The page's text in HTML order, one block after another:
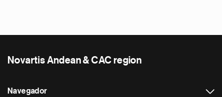
Novartis Andean & CAC region
Navegador